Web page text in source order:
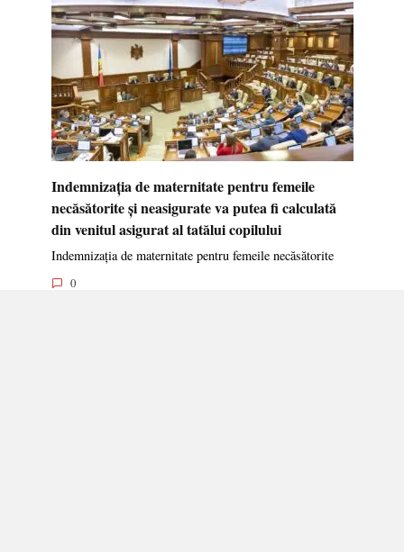
Indemnizația de maternitate pentru femeile
necăsătorite și neasigurate va putea fi calculată
din venitul asigurat al tatălui copilului
Indemnizația de maternitate pentru femeile necăsătorite
0